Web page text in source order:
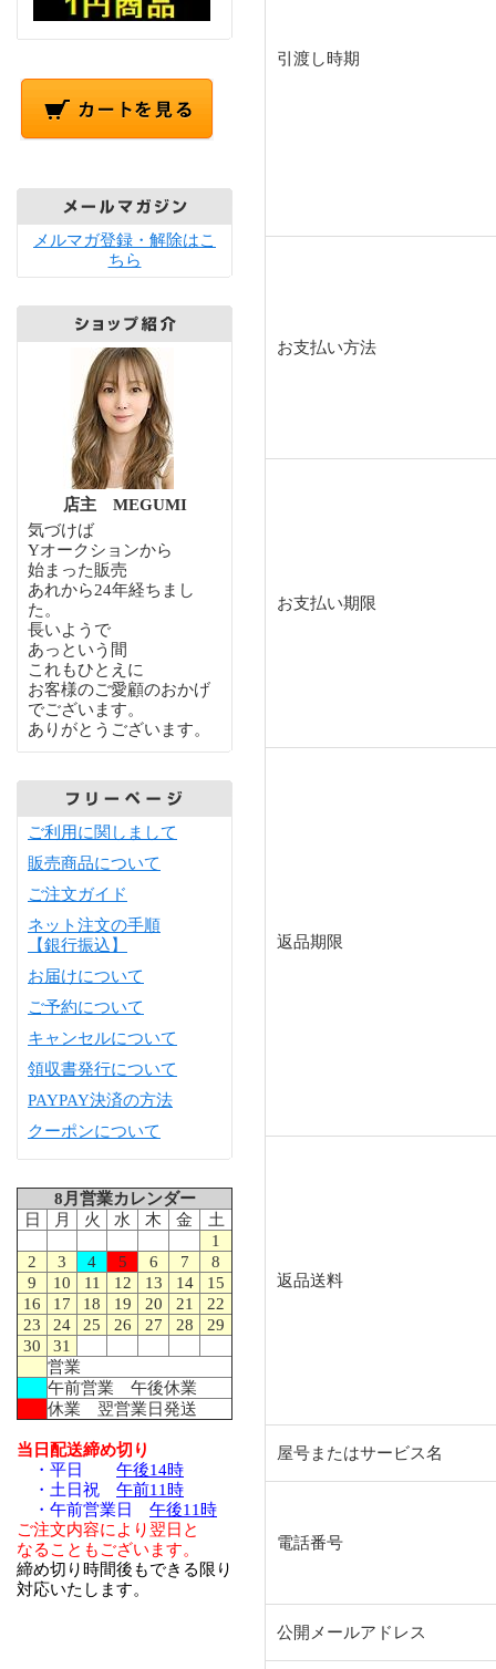
メルマガ登録・解除はこ
ちら
店主 MEGUMI
気づけば
Yオークションから
始まった販売
あれから24年経ちまし
た。
長いようで
あっという間
これもひとえに
お客様のご愛顧のおかげ
でございます。
ありがとうございます。
ご利用に関しまして
販売商品について
ご注文ガイド
ネット注文の手順
【銀行振込】
お届けについて
ご予約について
キャンセルについて
領収書発行について
PAYPAY決済の方法
クーポンについて
8月営業カレンダー
日
月 火 水 木 金
土
1
2
3 4 5 6 7
8
9
10 11 12 13 14
15
16
17 18 19 20 21
22
23
24 25 26 27 28
29
30
31
営業
午前営業 午後休業
休業 翌営業日発送
当日配送締め切り
・平日 午後14時
・土日祝 午前11時
・午前営業日 午後11時
ご注文内容により翌日と
なることもございます。
締め切り時間後もできる限り
対応いたします。
引渡し時期
お支払い方法
お支払い期限
返品期限
返品送料
屋号またはサービス名
電話番号
公開メールアドレス